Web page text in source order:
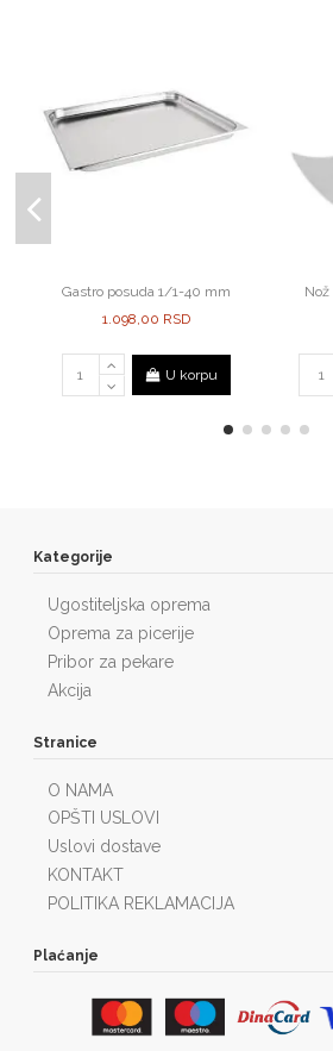
Gastro posuda 1/1-40 mm
1.098,00 RSD
U korpu
Kategorije
Ugostiteljska oprema
Oprema za picerije
Pribor za pekare
Akcija
Stranice
O NAMA
OPŠTI USLOVI
Uslovi dostave
KONTAKT
POLITIKA REKLAMACIJA
Plaćanje